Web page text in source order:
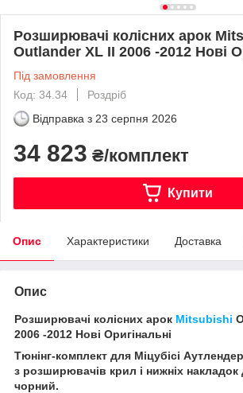
Розширювачі колісних арок
Outlander XL II 2006 -2012 Нові
Під замовлення
Код: 34.34
Роздріб
Відправка з 23 серпня 2026
34 823 ₴/комплект
Купити
Опис Характеристики Доставка
Опис
Розширювачі колісних арок Mitsubishi
2006 -2012 Нові Оригінальні
Тюнінг-комплект для Міцубісі
з розширювачів крил і нижніх накладок
чорний.